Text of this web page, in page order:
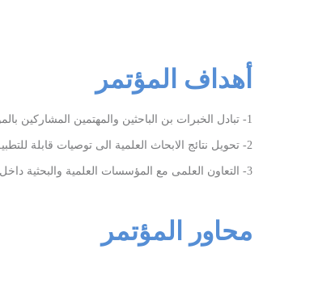
أهداف المؤتمر
1- تبادل الخبرات بن الباحثين والمهتمين المشاركين بالمؤتمر فى مجال المشاكل التى تعترض التنمية الزراعية وسبل حلها
2- تحويل نتائج الابحاث العلمية الى توصيات قابلة للتطبيق لخدمة المجتمع
3- التعاون العلمى مع المؤسسات العلمية والبحثية داخل وخارج مصر
محاور المؤتمر